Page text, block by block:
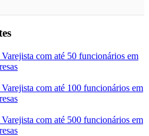
com até 50 funcionários em
com até 100 funcionários em
com até 500 funcionários em